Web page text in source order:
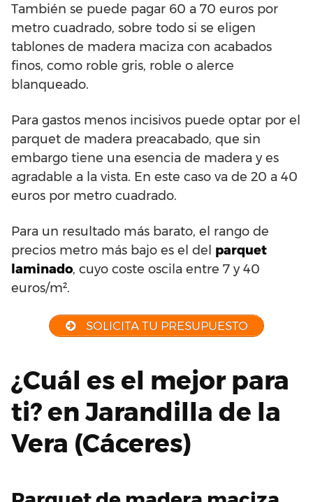
También se puede pagar 60 a 70 euros por
metro cuadrado, sobre todo si se eligen
tablones de madera maciza con acabados
finos, como roble gris, roble o alerce
blanqueado.
Para gastos menos incisivos puede optar por el
parquet de madera preacabado, que sin
embargo tiene una esencia de madera y es
agradable a la vista. En este caso va de 20 a 40
euros por metro cuadrado.
Para un resultado más barato, el rango de
precios metro más bajo es el del parquet
laminado, cuyo coste oscila entre 7 y 40
euros/m².
SOLICITA TU PRESUPUESTO
¿Cuál es el mejor para
ti? en Jarandilla de la
Vera (Cáceres)